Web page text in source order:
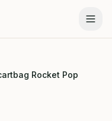
Rocket Pop